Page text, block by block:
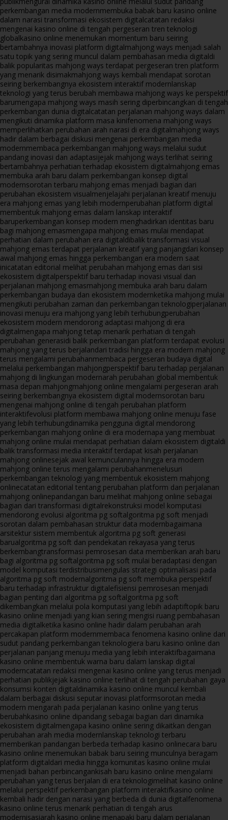
perkembangan media modernmembuka babak baru kasino online
dalam narasi transformasi ekosistem digitalcatatan redaksi
mengenai kasino online di tengah pergeseran tren teknologi
globalkasino online menemukan momentum baru seiring
bertambahnya inovasi platform digitalmahjong ways menjadi salah
satu topik yang sering muncul dalam pembahasan media digitaldi
balik popularitas mahjong ways terdapat pergeseran tren platform
yang menarik disimakmahjong ways kembali mendapat sorotan
seiring berkembangnya ekosistem interaktif modernlanskap
teknologi yang terus berubah membawa mahjong ways ke perspektif
barumengapa mahjong ways masih sering diperbincangkan di tengah
perkembangan dunia digitalcatatan perjalanan mahjong ways dalam
mengikuti dinamika platform masa kinifenomena mahjong ways
memperlihatkan perubahan arah narasi di era digitalmahjong ways
hadir dalam berbagai diskusi mengenai perkembangan media
modernmembaca perkembangan mahjong ways melalui sudut
pandang inovasi dan adaptasijejak mahjong ways terlihat seiring
bertambahnya perhatian terhadap ekosistem digitalmahjong emas
membuka arah baru dalam perkembangan konsep digital
modernsorotan terbaru mahjong emas menjadi bagian dari
perubahan ekosistem visualmenjelajahi perjalanan kreatif menuju
era mahjong emas yang lebih modernperubahan platform digital
membentuk mahjong emas dalam lanskap interaktif
baruperkembangan konsep modern menghadirkan identitas baru
bagi mahjong emasmengapa mahjong emas mulai mendapat
perhatian dalam perubahan era digitaldibalik transformasi visual
mahjong emas terdapat perjalanan kreatif yang panjangdari konsep
awal mahjong emas hingga perkembangan era modern saat
inicatatan editorial melihat perubahan mahjong emas dari sisi
ekosistem digitalperspektif baru terhadap inovasi visual dan
perjalanan mahjong emasmahjong membuka arah baru dalam
perkembangan budaya dan ekosistem modernketika mahjong mulai
mengikuti perubahan zaman dan perkembangan teknologiperjalanan
inovasi menuju era mahjong yang lebih terhubungperubahan
ekosistem modern mendorong adaptasi mahjong di era
digitalmengapa mahjong tetap menarik perhatian di tengah
perubahan generasidi balik perkembangan platform terdapat evolusi
mahjong yang terus berjalandari tradisi hingga era modern mahjong
terus mengalami perubahanmembaca pergeseran budaya digital
melalui perkembangan mahjongperspektif baru terhadap perjalanan
mahjong di lingkungan modernarah perubahan global membentuk
masa depan mahjongmahjong online mengalami pergeseran arah
seiring berkembangnya ekosistem digital modernsorotan baru
mengenai mahjong online di tengah perubahan platform
interaktifevolusi platform membawa mahjong online menuju fase
yang lebih terhubungdinamika pengguna digital mendorong
perkembangan mahjong online di era modernapa yang membuat
mahjong online mulai mendapat perhatian dalam ekosistem digitaldi
balik transformasi media interaktif terdapat kisah perjalanan
mahjong onlinesejak awal kemunculannya hingga era modern
mahjong online terus mengalami perubahanmenelusuri
perkembangan teknologi yang membentuk ekosistem mahjong
onlinecatatan editorial tentang perubahan platform dan perjalanan
mahjong onlinepandangan baru melihat mahjong online sebagai
bagian dari transformasi digitalrekonstruksi model komputasi
mendorong evolusi algoritma pg softalgoritma pg soft menjadi
sorotan dalam pembahasan struktur data modernbagaimana
arsitektur sistem membentuk algoritma pg soft generasi
barualgoritma pg soft dan pendekatan rekayasa yang terus
berkembangtransformasi pemrosesan data memberikan arah baru
bagi algoritma pg softalgoritma pg soft mulai beradaptasi dengan
model komputasi terdistribusimengulas strategi optimalisasi pada
algoritma pg soft modernalgoritma pg soft membuka perspektif
baru terhadap infrastruktur digitalefisiensi pemrosesan menjadi
bagian penting dari algoritma pg softalgoritma pg soft
dikembangkan melalui pola komputasi yang lebih adaptiftopik baru
kasino online menjadi yang kian sering mengisi ruang pembahasan
media digitalketika kasino online hadir dalam perubahan arah
percakapan platform modernmembaca fenomena kasino online dari
sudut pandang perkembangan teknologiera baru kasino online dan
perjalanan panjang menuju media yang lebih interaktifbagaimana
kasino online membentuk warna baru dalam lanskap digital
moderncatatan redaksi mengenai kasino online yang terus menjadi
perhatian publikjejak kasino online terlihat di tengah perubahan gaya
konsumsi konten digitaldinamika kasino online muncul kembali
dalam berbagai diskusi seputar inovasi platformsorotan media
modern mengarah pada perjalanan kasino online yang terus
berubahkasino online dipandang sebagai bagian dari dinamika
ekosistem digitalmengapa kasino online sering dikaitkan dengan
perubahan arah media modernlanskap teknologi terbaru
memberikan pandangan berbeda terhadap kasino onlinecara baru
kasino online menemukan babak baru seiring munculnya beragam
platform digitaldari media hingga komunitas kasino online mulai
menjadi bahan perbincangankisah baru kasino online mengalami
perubahan yang terus berjalan di era teknologimelihat kasino online
melalui perspektif perkembangan platform interaktifkasino online
kembali hadir dengan narasi yang berbeda di dunia digitalfenomena
kasino online terus menarik perhatian di tengah arus
modernisasiarah kasino online menapaki baru dalam perjalanan